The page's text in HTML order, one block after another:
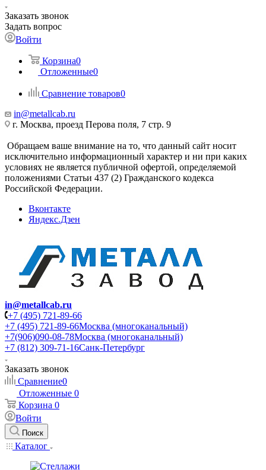
Заказать звонок
Задать вопрос
Войти
Корзина0
Отложенные0
Сравнение товаров0
in@metallcab.ru
г. Москва, проезд Перова поля, 7 стр. 9
Обращаем ваше внимание на то, что данный сайт носит
исключительно информационный характер и ни при каких
условиях не является публичной офертой, определяемой
положениями Статьи 437 (2) Гражданского кодекса
Российской Федерации.
Вконтакте
Яндекс.Дзен
in@metallcab.ru
+7 (495) 721-89-66
+7 (495) 721-89-66Москва (многоканальный)
+7(906)090-08-78Москва (многоканальный)
+7 (812) 309-71-16Санк-Петербург
Заказать звонок
Сравнение0
Отложенные 0
Корзина 0
Войти
Поиск
Каталог